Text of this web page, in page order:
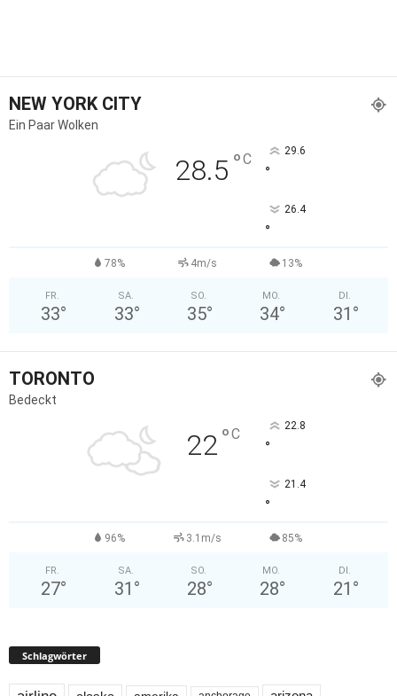
NEW YORK CITY
Ein Paar Wolken
28.5 °C 29.6
°
26.4
°
78% 4m/s 13%
FR.
33°
SA.
33°
SO.
35°
MO.
34°
DI.
31 °
TORONTO
Bedeckt
22°C 22.8
°
21.4
°
96% 3.1m/s 85%
FR.
27°
SA.
31 °
SO.
28°
MO.
28°
DI.
21 °
Schlagwörter